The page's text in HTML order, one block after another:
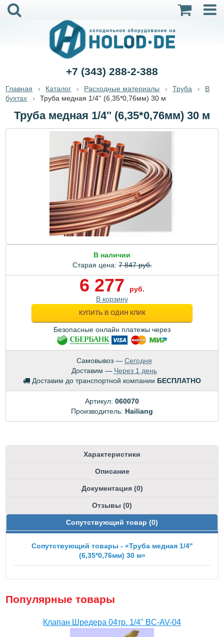
+7 (343) 288-2-388
Главная Каталог Расходные материалы Труба
В
бухтах
Труба медная 1/4'' (6,35*0,76мм) 30 м
Труба медная 1/4'' (6,35*0,76мм) 30 м
В наличии
Старая цена:7 847 руб.
6 277
руб.
В корзину
КУПИТЬ В ОДИН КЛИК
Безопасные онлайн платежы через
Самовывоз — Сегодня
Доставим — Через 1 день
Доставим до транспортной компании БЕСПЛАТНО
Артикул: 060070
Производитель: Hailiang
Характеристики
Описание
Документация (0)
Отзывы (0)
Сопутствующий товар (0)
Сопутствующий товары - «Труба медная 1/4''
(6,35*0,76мм) 30 м»
Популярные товары
Клапан Шредера 04тр. 1/4" BC-AV-04